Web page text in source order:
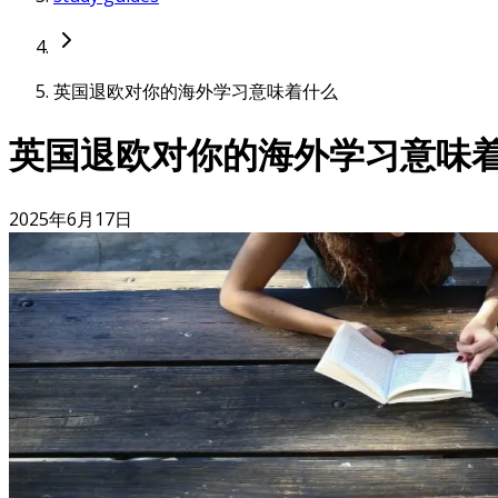
英国退欧对你的海外学习意味着什么
英国退欧对你的海外学习意味
2025年6月17日